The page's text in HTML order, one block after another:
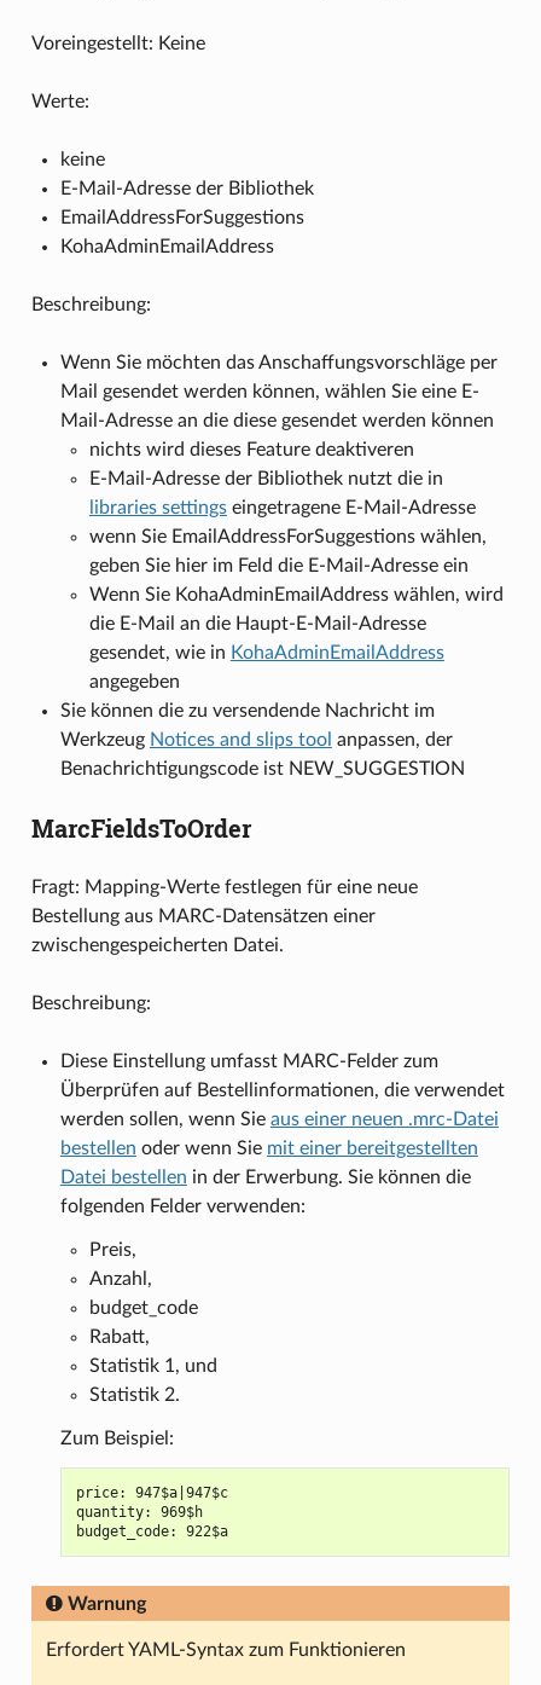
Voreingestellt: Keine
Werte:
keine
E-Mail-Adresse der Bibliothek
EmailAddressForSuggestions
KohaAdminEmailAddress
Beschreibung:
Wenn Sie möchten das Anschaffungsvorschläge per
Mail gesendet werden können, wählen Sie eine E-
Mail-Adresse an die diese gesendet werden können
nichts wird dieses Feature deaktiveren
E-Mail-Adresse der Bibliothek nutzt die in
libraries settingseingetragene E-Mail-Adresse
wenn Sie EmailAddressForSuggestions wählen,
geben Sie hier im Feld die E-Mail-Adresse ein
Wenn Sie KohaAdminEmailAddress wählen, wird
die E-Mail an die Haupt-E-Mail-Adresse
gesendet, wie in KohaAdminEmailAddress
angegeben
Sie können die zu versendende Nachricht im
Werkzeug Notices and slips tool anpassen, der
Benachrichtigungscode ist NEW_SUGGESTION
MarcFieldsToOrder
Fragt: Mapping-Werte festlegen für eine neue
Bestellung aus MARC-Datensätzen einer
zwischengespeicherten Datei.
Beschreibung:
Diese Einstellung umfasst MARC-Felder zum
Überprüfen auf Bestellinformationen, die verwendet
werden sollen, wenn Sie aus einer neuen .mrc-Datei
bestellen oder wenn Sie mit einer bereitgestellten
Datei bestellen in der Erwerbung. Sie können die
folgenden Felder verwenden:
Preis,
Anzahl,
budget_code
Rabatt,
Statistik 1, und
Statistik 2.
Zum Beispiel:
price: 947$a|947$c
quantity: 969$h
budget_code: 922$a
Warnung
Erfordert YAML-Syntax zum Funktionieren